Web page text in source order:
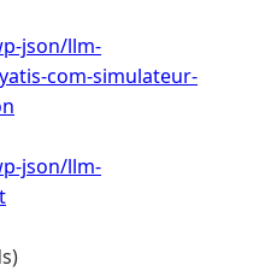
json/llm-
com-simulateur-
json/llm-